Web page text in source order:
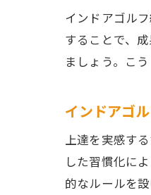
インドアゴル
することで、
ましょう。こ
インドアゴ
上達を実感す
した習慣化に
的なルールを